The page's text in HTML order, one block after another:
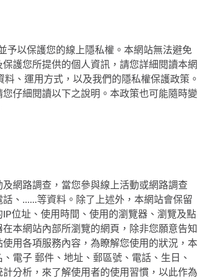
予以保護您的線上隱私權。本網站無法避免
護您所提供的個人資訊，請您詳細閱讀本網
、運用方式，以及我們的隱私權保護政策。
仔細閱讀以下之說明。本政策也可能隨時變
網路調查，當您參與線上活動或網路調查
、......等資料。除了上述外，本網站會保留
位址、使用時間、使用的瀏覽器、瀏覽及點
本網站內部所瀏覽的網頁，除非您願意告知
用各項服務內容，為瞭解您使用的狀況，本
電子 郵件、地址、郵區號、電話、生日、
分析，來了解使用者的使用習慣，以此作為